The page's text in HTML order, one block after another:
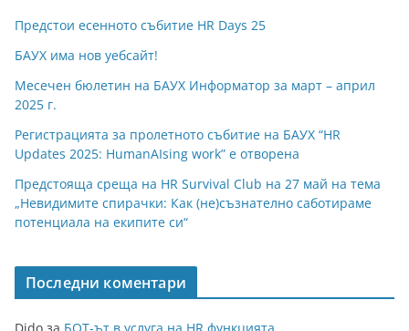
Предстои есенното събитие HR Days 25
БАУХ има нов уебсайт!
Месечен бюлетин на БАУХ Информатор за март – април
2025 г.
Регистрацията за пролетното събитие на БАУХ “HR
Updates 2025: HumanAIsing work” е отворена
Предстояща среща на HR Survival Club на 27 май на тема
„Невидимите спирачки: Как (не)съзнателно саботираме
потенциала на екипите си“
Последни коментари